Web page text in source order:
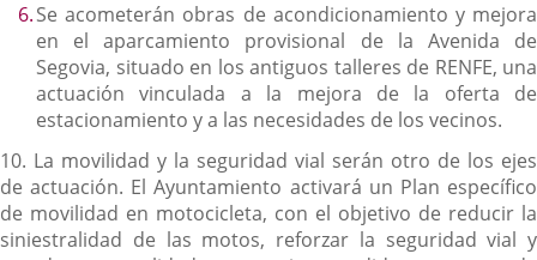
Se acometerán obras de acondicionamiento y mejora
en el aparcamiento provisional de la Avenida de
Segovia, situado en los antiguos talleres de RENFE, una
actuación vinculada a la mejora de la oferta de
estacionamiento y a las necesidades de los vecinos.
10. La movilidad y la seguridad vial serán otro de los ejes
de actuación. El Ayuntamiento activará un Plan específico
de movilidad en motocicleta, con el objetivo de reducir la
siniestralidad de las motos, reforzar la seguridad vial y